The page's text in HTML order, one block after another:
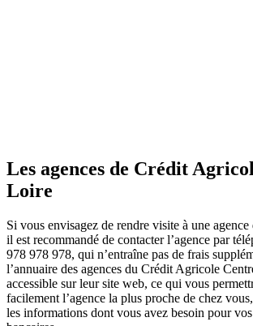
Les agences de Crédit
Loire
Si vous envisagez de rendre visite à une
il est recommandé de contacter l’agence par
978 978 978, qui n’entraîne pas de frais
l’annuaire des agences du Crédit Agricole
accessible sur leur site web, ce qui vous
facilement l’agence la plus proche de chez
les informations dont vous avez besoin pour